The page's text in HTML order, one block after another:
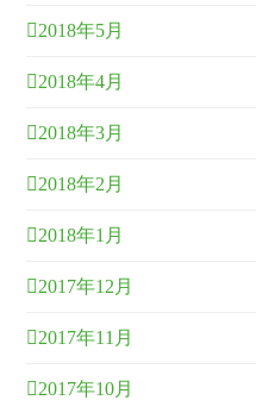
2018年5月
2018年4月
2018年3月
2018年2月
2018年1月
2017年12月
2017年11月
2017年10月